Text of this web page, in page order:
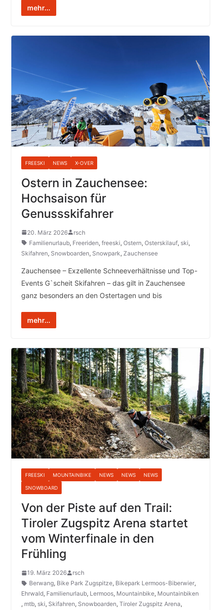
mehr...
FREESKI NEWS X-OVER
Ostern in Zauchensee:
Hochsaison für
Genussskifahrer
20. März 2026
rsch
Familienurlaub, Freeriden, freeski, Ostern, Osterskilauf, ski,
Skifahren, Snowboarden, Snowpark, Zauchensee
Zauchensee – Exzellente Schneeverhältnisse und Top-
Events G`scheit Skifahren – das gilt in Zauchensee
ganz besonders an den Ostertagen und bis
mehr...
FREESKI MOUNTAINBIKE NEWS NEWS NEWS
SNOWBOARD
Von der Piste auf den Trail:
Tiroler Zugspitz Arena startet
vom Winterfinale in den
Frühling
19. März 2026
rsch
Berwang, Bike Park Zugspitze, Bikepark Lermoos-Biberwier,
Ehrwald, Familienurlaub, Lermoos, Mountainbike, Mountainbiken
, mtb, ski, Skifahren, Snowboarden, Tiroler Zugspitz Arena,